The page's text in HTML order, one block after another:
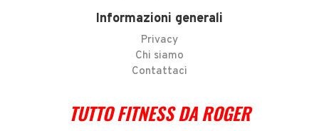
Informazioni generali
Privacy
Chi siamo
Contattaci
TUTTO FITNESS DA ROGER